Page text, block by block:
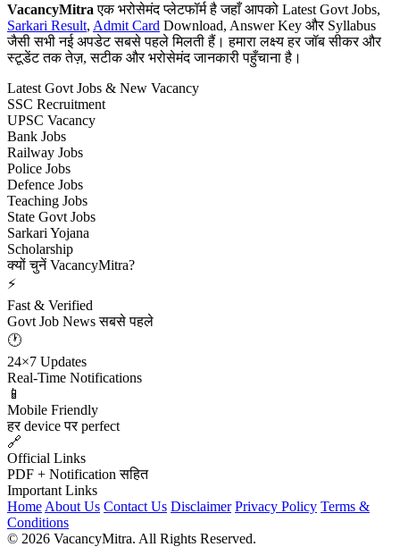
VacancyMitra एक भरोसेमंद प्लेटफॉर्म है जहाँ आपको Latest Govt Jobs,
Sarkari Result, Admit Card Download, Answer Key और Syllabus
जैसी सभी नई अपडेट सबसे पहले मिलती हैं। हमारा लक्ष्य हर जॉब सीकर और
स्टूडेंट तक तेज़, सटीक और भरोसेमंद जानकारी पहुँचाना है।
Latest Govt Jobs & New Vacancy
SSC Recruitment
UPSC Vacancy
Bank Jobs
Railway Jobs
Police Jobs
Defence Jobs
Teaching Jobs
State Govt Jobs
Sarkari Yojana
Scholarship
क्यों चुनें VacancyMitra?
⚡
Fast & Verified
Govt Job News सबसे पहले
🕐
24×7 Updates
Real-Time Notifications
📱
Mobile Friendly
हर device पर perfect
🔗
Official Links
PDF + Notification सहित
Important Links
Home About Us Contact Us Disclaimer Privacy Policy Terms &
Conditions
© 2026 VacancyMitra. All Rights Reserved.